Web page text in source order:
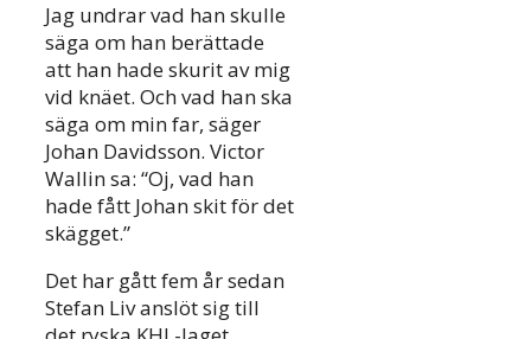
Jag undrar vad han skulle
säga om han berättade
att han hade skurit av mig
vid knäet. Och vad han ska
säga om min far, säger
Johan Davidsson. Victor
Wallin sa: “Oj, vad han
hade fått Johan skit för det
skägget.”
Det har gått fem år sedan
Stefan Liv anslöt sig till